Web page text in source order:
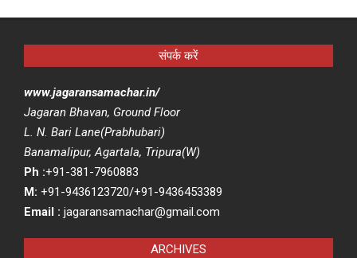
संपर्क करें
www.jagaransamachar.in/
Jagaran Bhavan, Ground Floor
L. N. Bari Lane(Prabhubari)
Banamalipur, Agartala, Tripura(W)
Ph :+91-381-7960883
M: +91-9436123720/+91-9436453389
Email : jagaransamachar@gmail.com
ARCHIVES